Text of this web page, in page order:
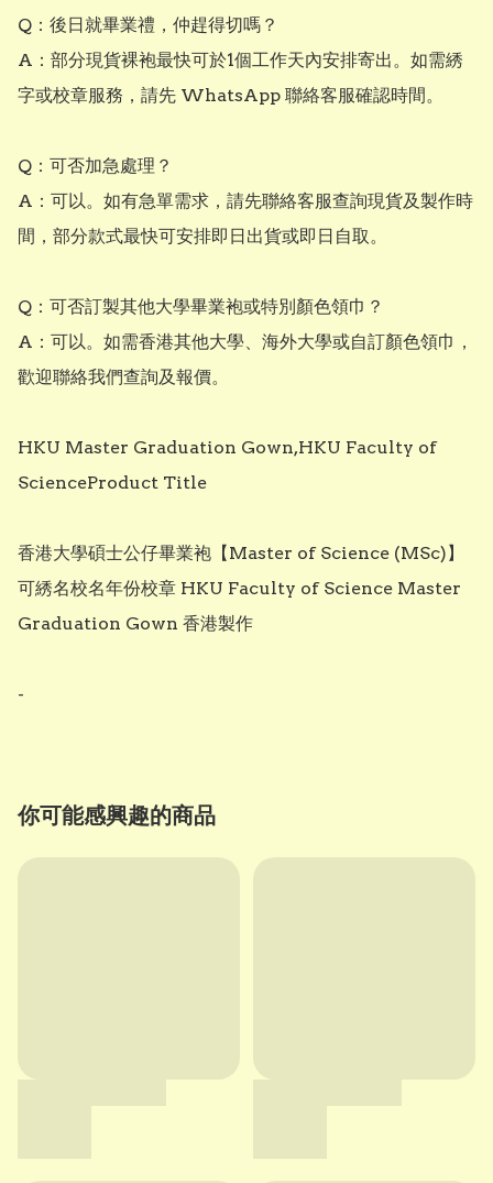
Q：後日就畢業禮，仲趕得切嗎？
A：部分現貨裸袍最快可於1個工作天內安排寄出。如需綉
字或校章服務，請先 WhatsApp 聯絡客服確認時間。
Q：可否加急處理？
A：可以。如有急單需求，請先聯絡客服查詢現貨及製作時
間，部分款式最快可安排即日出貨或即日自取。
Q：可否訂製其他大學畢業袍或特別顏色領巾？
A：可以。如需香港其他大學、海外大學或自訂顏色領巾，
歡迎聯絡我們查詢及報價。
HKU Master Graduation Gown,HKU Faculty of
ScienceProduct Title
香港大學碩士公仔畢業袍【Master of Science (MSc)】
可綉名校名年份校章 HKU Faculty of Science Master
Graduation Gown 香港製作
-
你可能感興趣的商品